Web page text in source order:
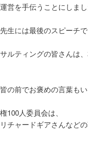
営を手伝うことにしまし
生には最後のスピーチで
サルティングの皆さんは
の前でお褒めの言葉も
100人委員会は、
チャードギアさんなど